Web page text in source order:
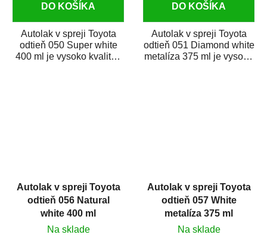
DO KOŠÍKA
Autolak v spreji Toyota
odtieň 050 Super white
400 ml je vysoko kvalitná
DO KOŠÍKA
Autolak v spreji Toyota
odtieň 051 Diamond white
metalíza 375 ml je vysoko
Autolak v spreji Toyota
odtieň 056 Natural
white 400 ml
Na sklade
Autolak v spreji Toyota
odtieň 057 White
metalíza 375 ml
Na sklade